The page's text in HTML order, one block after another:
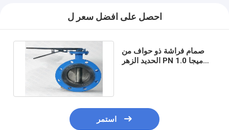
احصل على افضل سعر ل
صمام فراشة ذو حواف من
الحديد الزهر PN 1.0 ميجا
استمر